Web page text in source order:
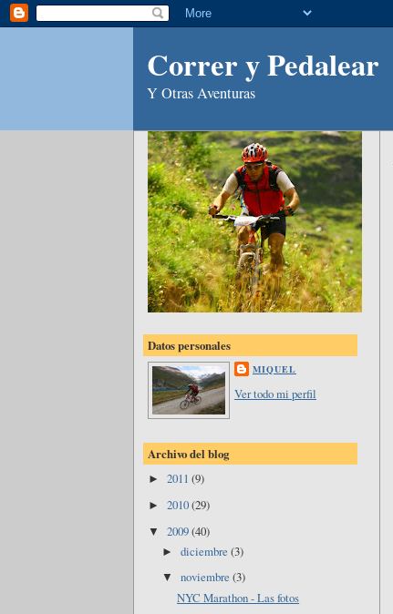
Correr y Pedalear
Y Otras Aventuras
Datos personales
MIQUEL
Ver todo mi perfil
Archivo del blog
► 2011 (9)
► 2010(29)
▼ 2009(40)
►diciembre(3)
▼noviembre(3)
NYC Marathon - Las fotos